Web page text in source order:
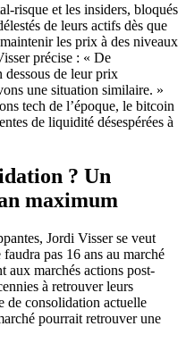
risque et les insiders, bloqués
de leurs actifs dès que
les prix à des niveaux
précise : « De
dessous de leur prix
une situation similaire. »
tech de l’époque, le bitcoin
de liquidité désespérées à
? Un
maximum
Jordi Visser se veut
pas 16 ans au marché
aux marchés actions post-
à retrouver leurs
de consolidation actuelle
pourrait retrouver une